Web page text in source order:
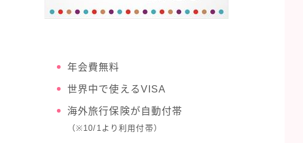
年会費無料
世界中で使えるVISA
海外旅行保険が自動付帯
（※10/1より利用付帯）